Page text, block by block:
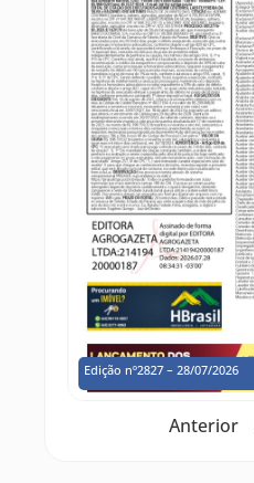
Edição nº2827 – 28/07/2026
Anterior